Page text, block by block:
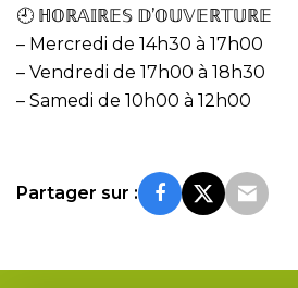
🕘 ℍ𝕆ℝ𝔸𝕀ℝ𝔼𝕊 𝔻’𝕆𝕌𝕍𝔼ℝ𝕋𝕌ℝ𝔼
– Mercredi de 14h30 à 17h00
– Vendredi de 17h00 à 18h30
– Samedi de 10h00 à 12h00
Partager sur :